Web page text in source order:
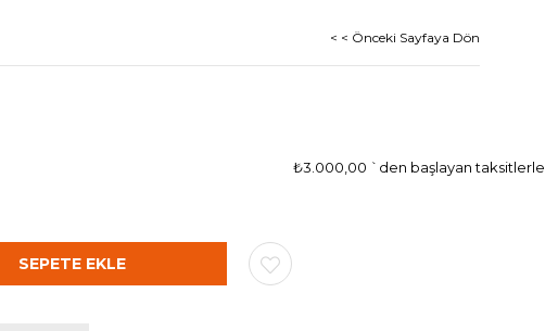
< < Önceki Sayfaya Dön
₺3.000,00 `den başlayan taksitlerle